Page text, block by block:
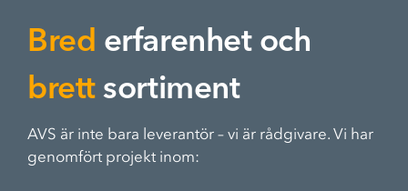
Bred erfarenhet och
brettsortiment
AVS är inte bara leverantör – vi är rådgivare. Vi har
genomfört projekt inom: